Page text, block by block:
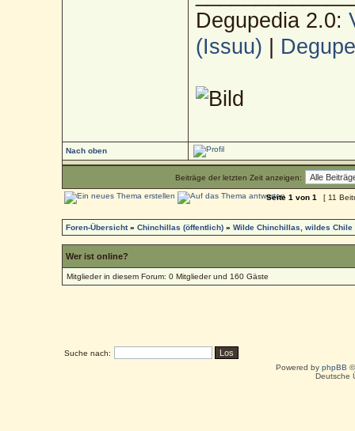
Degupedia 2.0:
(Issuu)
Nach oben
Beiträge der letzten Zeit anzeigen:
Seite1 von1 [ 11
Foren-Übersicht»Chinchillas (öffentlich) »Wilde Chinchillas, wildes Chile
Wer ist online?
Mitglieder in diesem Forum: 0 Mitglieder und 160 Gäste
Suche nach:
Powered by phpBB
Deutsche